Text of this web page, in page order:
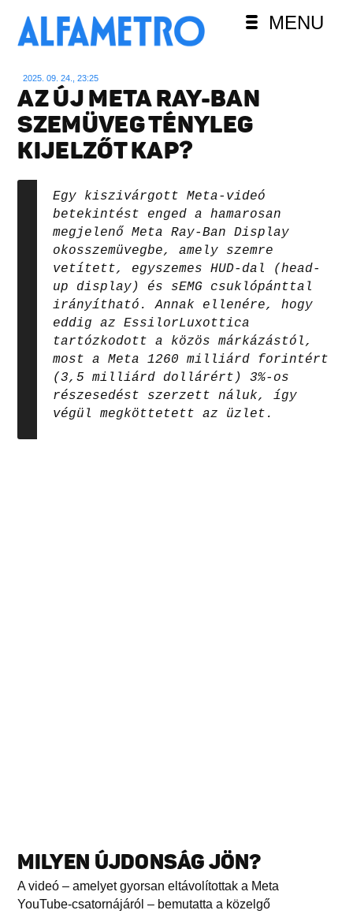
MENU
2025. 09. 24., 23:25
AZ ÚJ META RAY-BAN
SZEMÜVEG TÉNYLEG
KIJELZŐT KAP?
Egy kiszivárgott Meta-videó
betekintést enged a hamarosan
megjelenő Meta Ray-Ban Display
okosszemüvegbe, amely szemre
vetített, egyszemes HUD-dal (head-
up display) és sEMG csuklópánttal
irányítható. Annak ellenére, hogy
eddig az EssilorLuxottica
tartózkodott a közös márkázástól,
most a Meta 1260 milliárd forintért
(3,5 milliárd dollárért) 3%-os
részesedést szerzett náluk, így
végül megköttetett az üzlet.
MILYEN ÚJDONSÁG JÖN?
A videó – amelyet gyorsan eltávolítottak a Meta
YouTube-csatornájáról – bemutatta a közelgő